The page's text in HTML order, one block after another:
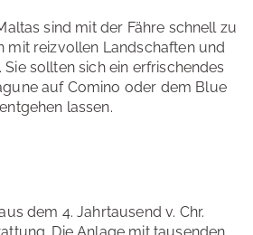
sind mit der Fähre schnell zu
mit reizvollen Landschaften und
sollten sich ein erfrischendes
auf Comino oder dem Blue
lassen.
dem 4. Jahrtausend v. Chr.